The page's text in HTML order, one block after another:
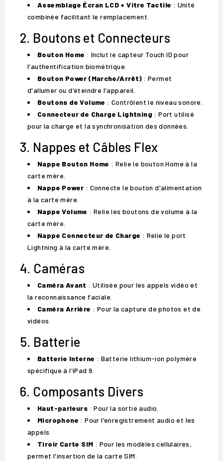
Assemblage Écran LCD + Vitre Tactile : Unité
combinée facilitant le remplacement.
2. Boutons et Connecteurs
Bouton Home : Inclut le capteur Touch ID pour
l'authentification biométrique.
Bouton Power (Marche/Arrêt): Permet
d'allumer ou d'éteindre l'appareil.
Boutons de Volume : Contrôlent le niveau sonore.
Connecteur de Charge Lightning : Port utilisé
pour la charge et la synchronisation des données.
3. Nappes et Câbles Flex
Nappe Bouton Home : Relie le bouton Home à la
carte mère.
Nappe Power : Connecte le bouton d'alimentation
à la carte mère.
Nappe Volume : Relie les boutons de volume à la
carte mère.
Nappe Connecteur de Charge : Relie le port
Lightning à la carte mère.
4. Caméras
Caméra Avant : Utilisée pour les appels vidéo et
la reconnaissance faciale.
Caméra Arrière : Pour la capture de photos et de
vidéos.
5. Batterie
Batterie Interne : Batterie lithium-ion polymère
spécifique à l'iPad 9.
6. Composants Divers
Haut-parleurs : Pour la sortie audio.
Microphone : Pour l'enregistrement audio et les
appels.
Tiroir Carte SIM : Pour les modèles cellulaires,
permet l'insertion de la carte SIM.